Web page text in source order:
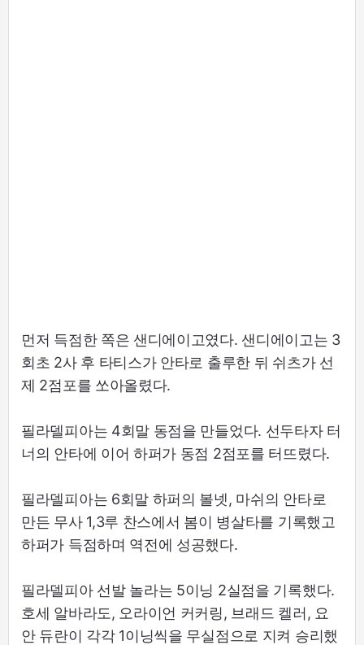
먼저 득점한 쪽은 샌디에이고였다. 샌디에이고는 3
회초 2사 후 타티스가 안타로 출루한 뒤 쉬츠가 선
제 2점포를 쏘아올렸다.
필라델피아는 4회말 동점을 만들었다. 선두타자 터
너의 안타에 이어 하퍼가 동점 2점포를 터뜨렸다.
필라델피아는 6회말 하퍼의 볼넷, 마쉬의 안타로
만든 무사 1,3루 찬스에서 봄이 병살타를 기록했고
하퍼가 득점하며 역전에 성공했다.
필라델피아 선발 놀라는 5이닝 2실점을 기록했다.
호세 알바라도, 오라이언 커커링, 브래드 켈러, 요
안 듀란이 각각 1이닝씩을 무실점으로 지켜 승리했